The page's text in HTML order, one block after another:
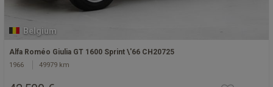
Belgium
Alfa Roméo Giulia GT 1600 Sprint \'66 CH20725
1966 49979 km